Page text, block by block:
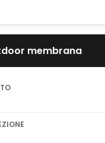
membrana